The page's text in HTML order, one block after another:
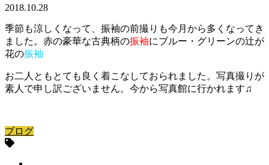
2018.10.28
季節も涼しくなって、振袖の前撮りも今月から多くなってき
ました。赤の豪華な古典柄の振袖にブルー・グリーンの辻が
花の振袖
お二人ともとても良く着こなしておられました。写真撮りが
素人で申し訳ございません。今から写真館に行かれます♫
ブログ